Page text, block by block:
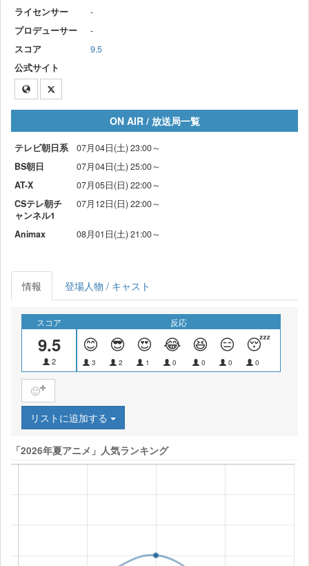
ライセンサー
-
プロデューサー
-
スコア
9.5
公式サイト
ON AIR / 放送局一覧
テレビ朝日系
07月04日(土) 23:00～
BS朝日
07月04日(土) 25:00～
AT-X
07月05日(日) 22:00～
CSテレ朝チ
ャンネル1
07月12日(日) 22:00～
Animax 08月01日(土) 21:00～
情報 登場人物 / キャスト
スコア
9.5
2
反応
😊
3
😎
2
😍
1
😂
0
😆
0
😑
0
😴
0
🙂
リストに追加する
「2026年夏アニメ」人気ランキング